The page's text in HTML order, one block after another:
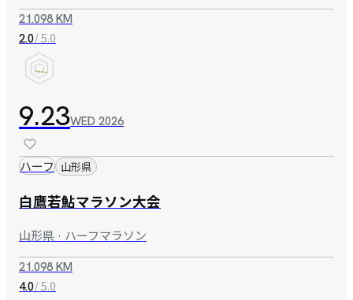
21.098 KM
2.0/ 5.0
9.23WED 2026
ハーフ 山形県
白鷹若鮎マラソン大会
山形県 · ハーフマラソン
21.098 KM
4.0/ 5.0